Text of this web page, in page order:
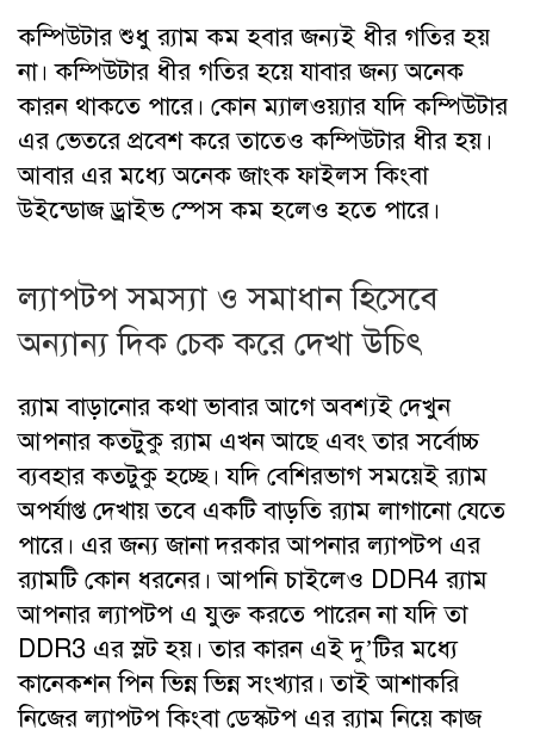
কম্পিউটার শুধু র‍্যাম কম হবার জন্যই ধীর গতির হয়
না। কম্পিউটার ধীর গতির হয়ে যাবার জন্য অনেক
কারন থাকতে পারে। কোন ম্যালওয়্যার যদি কম্পিউটার
এর ভেতরে প্রবেশ করে তাতেও কম্পিউটার ধীর হয়।
আবার এর মধ্যে অনেক জাংক ফাইলস কিংবা
উইন্ডোজ ড্রাইভ স্পেস কম হলেও হতে পারে।
ল্যাপটপ সমস্যা ও সমাধান হিসেবে
অন্যান্য দিক চেক করে দেখা উচিৎ
র‍্যাম বাড়ানোর কথা ভাবার আগে অবশ্যই দেখুন
আপনার কতটুকু র‍্যাম এখন আছে এবং তার সর্বোচ্চ
ব্যবহার কতটুকু হচ্ছে। যদি বেশিরভাগ সময়েই র‍্যাম
অপর্যাপ্ত দেখায় তবে একটি বাড়তি র‍্যাম লাগানো যেতে
পারে। এর জন্য জানা দরকার আপনার ল্যাপটপ এর
র‍্যামটি কোন ধরনের। আপনি চাইলেও DDR4 র‍্যাম
আপনার ল্যাপটপ এ যুক্ত করতে পারেন না যদি তা
DDR3 এর স্লট হয়। তার কারন এই দু’টির মধ্যে
কানেকশন পিন ভিন্ন ভিন্ন সংখ্যার। তাই আশাকরি
নিজের ল্যাপটপ কিংবা ডেস্কটপ এর র‍্যাম নিয়ে কাজ